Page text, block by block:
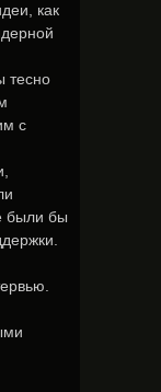
как
тесно
с
были бы